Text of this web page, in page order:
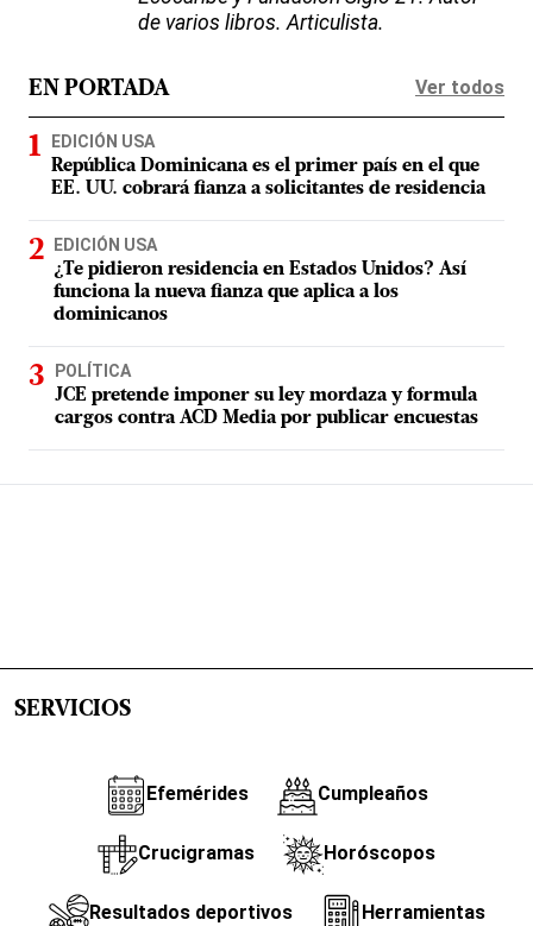
de varios libros. Articulista.
EN PORTADA Ver todos
EDICIÓN USA
República Dominicana es el primer país en el que
EE. UU. cobrará fianza a solicitantes de residencia
EDICIÓN USA
¿Te pidieron residencia en Estados Unidos? Así
funciona la nueva fianza que aplica a los
dominicanos
POLÍTICA
JCE pretende imponer su ley mordaza y formula
cargos contra ACD Media por publicar encuestas
SERVICIOS
Efemérides Cumpleaños
Crucigramas Horóscopos
Resultados deportivos Herramientas